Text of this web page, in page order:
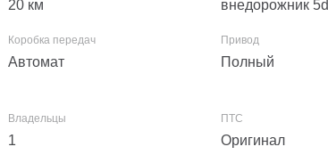
20 км внедорожник 5d
Автомат Полный
1 Оригинал